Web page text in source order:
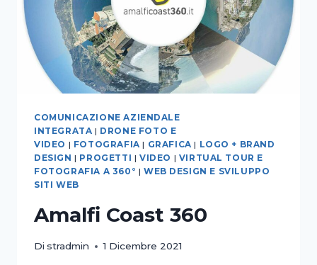
COMUNICAZIONE AZIENDALE
INTEGRATA | DRONE FOTO E
VIDEO | FOTOGRAFIA | GRAFICA | LOGO + BRAND
DESIGN | PROGETTI | VIDEO | VIRTUAL TOUR E
FOTOGRAFIA A 360° | WEB DESIGN E SVILUPPO
SITI WEB
Amalfi Coast 360
Di stradmin 1 Dicembre 2021